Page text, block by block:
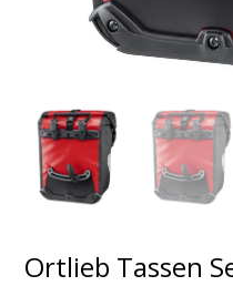
Ortlieb Tassen